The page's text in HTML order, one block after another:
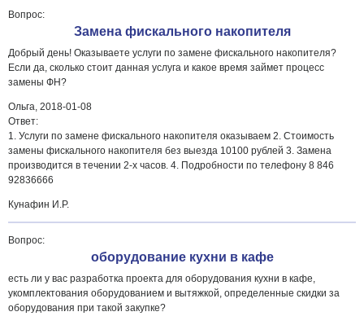
Вопрос:
Замена фискального накопителя
Добрый день! Оказываете услуги по замене фискального накопителя?
Если да, сколько стоит данная услуга и какое время займет процесс
замены ФН?
Ольга, 2018-01-08
Ответ:
1. Услуги по замене фискального накопителя оказываем 2. Стоимость
замены фискального накопителя без выезда 10100 рублей 3. Замена
производится в течении 2-х часов. 4. Подробности по телефону 8 846
92836666
Кунафин И.Р.
Вопрос:
оборудование кухни в кафе
есть ли у вас разработка проекта для оборудования кухни в кафе,
укомплектования оборудованием и вытяжкой, определенные скидки за
оборудования при такой закупке?